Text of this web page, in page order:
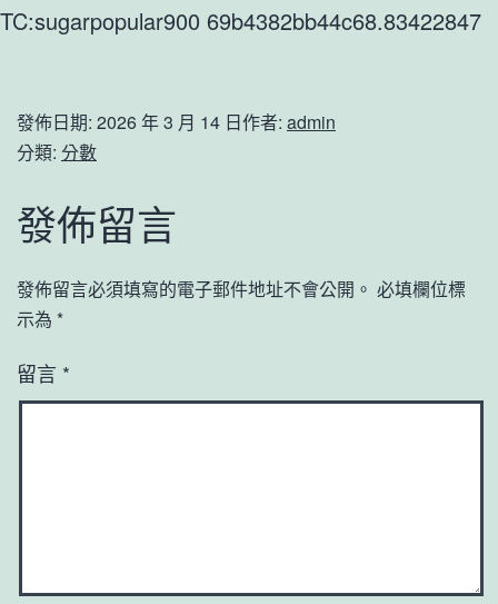
TC:sugarpopular900 69b4382bb44c68.83422847
發佈日期: 2026 年 3 月 14 日作者: admin
分類: 分數
發佈留言
發佈留言必須填寫的電子郵件地址不會公開。 必填欄位標
示為 *
留言 *